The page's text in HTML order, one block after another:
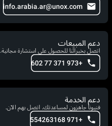
info.arabia.ar@unox.com
دعم المبيعات
اتصل بخبرائنا للحصول على استشارة مجانية.
+973 371 77 602
دعم الخدمة
فنيونا جاهزون لمساعدتك. اتصل بهم الآن.
+971 554263168